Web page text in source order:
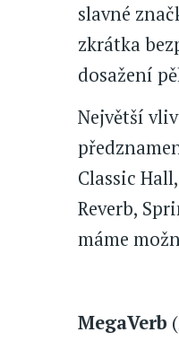
slavné
zkrátka
dosažení
Největší
Classic
Reverb,
máme
MegaVerb